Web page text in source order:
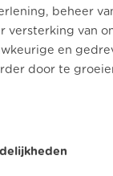
beheer
versterking van
en
door te